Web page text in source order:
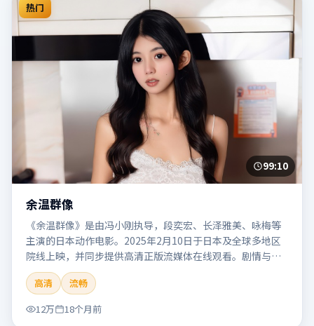
热门
99:10
余温群像
《余温群像》是由冯小刚执导，段奕宏、长泽雅美、咏梅等
主演的日本动作电影。2025年2月10日于日本及全球多地区
院线上映，并同步提供高清正版流媒体在线观看。剧情与看
点：动作场面密集，节奏明快，适合喜欢热血追缉与爆破场
面的观众。本片适合检索「余温群像」「冯小刚」「动作」
「日本」「2025」「2025-02-10上映」等关键词的影迷阅读
简介与主创信息。
高清
流畅
12万
18个月前